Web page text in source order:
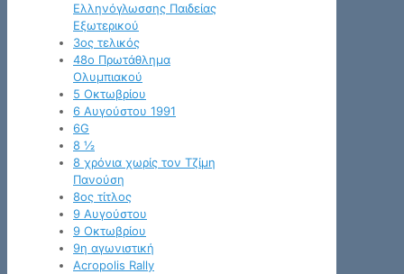
Ελληνόγλωσσης Παιδείας
Εξωτερικού
3ος τελικός
48ο Πρωτάθλημα
Ολυμπιακού
5 Οκτωβρίου
6 Αυγούστου 1991
6G
8 ½
8 χρόνια χωρίς τον Τζίμη
Πανούση
8ος τίτλος
9 Αυγούστου
9 Οκτωβρίου
9η αγωνιστική
Acropolis Rally